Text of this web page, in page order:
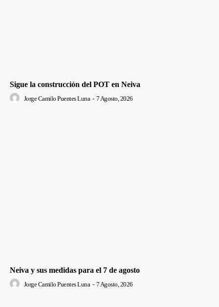
Sigue la construcción del POT en Neiva
Jorge Camilo Puentes Luna - 7 Agosto, 2026
Neiva y sus medidas para el 7 de agosto
Jorge Camilo Puentes Luna - 7 Agosto, 2026